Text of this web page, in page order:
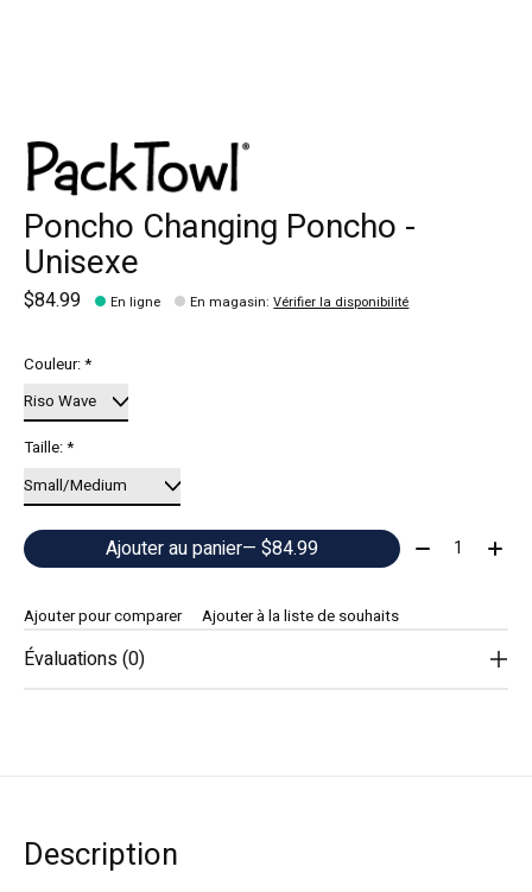
Poncho Changing Poncho -
Unisexe
$84.99 En ligne En magasin:Vérifier la disponibilité
Couleur:*
Taille:*
Ajouter au panier — $84.99 Quantité:
Ajouter pour comparer Ajouter à la liste de souhaits
Évaluations (0)
Description